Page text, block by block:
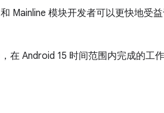
Mainline 模块开发者可以更快地受益
在 Android 15 时间范围内完成的工